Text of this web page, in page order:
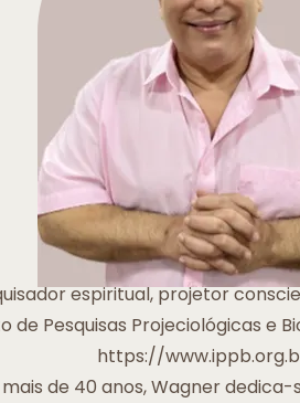
espiritual, projetor
de Pesquisas Projeciológicas e
https://
mais de 40 anos, Wagner dedica-